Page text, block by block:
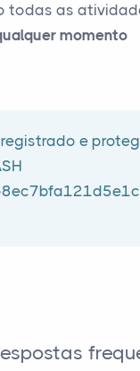
todas as
momento
e